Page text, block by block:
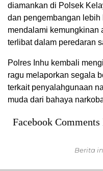
diamankan di Polsek
dan pengembangan
mendalami kemungkinan
terlibat dalam peredaran
Polres Inhu kembali
ragu melaporkan segala
terkait penyalahgunaan
muda dari bahaya
Facebook Comments
Berita